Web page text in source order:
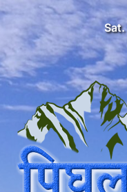
Skip
content